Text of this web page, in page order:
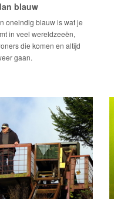
blauw
oneindig blauw is wat je
in veel wereldzeeën,
die komen en altijd
gaan.